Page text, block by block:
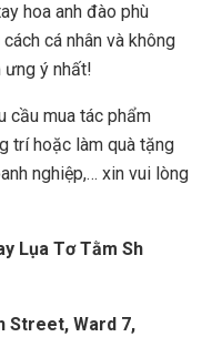
hoa anh đào phù
cá nhân và không
ý nhất!
cầu mua tác phẩm
trí hoặc làm quà tặng
nghiệp,… xin vui lòng
Lụa Tơ Tằm Sh
Street, Ward 7,